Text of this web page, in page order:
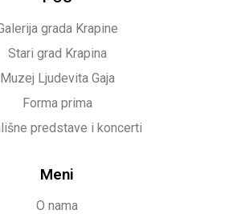
grada Krapine
Stari grad Krapina
Muzej Ljudevita Gaja
Forma prima
predstave i koncerti
Meni
O nama